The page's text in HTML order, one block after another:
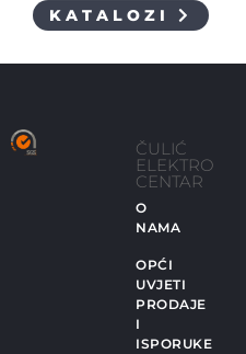
KATALOZI
ČULIĆ
ELEKTRO
CENTAR
O
NAMA
OPĆI
UVJETI
PRODAJE
I
ISPORUKE